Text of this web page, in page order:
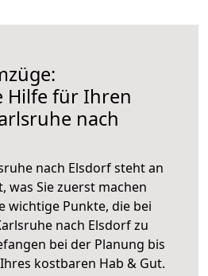
Hilfe für Ihren
nach
nach Elsdorf steht an
was Sie zuerst machen
wichtige Punkte, die bei
nach Elsdorf zu
bei der Planung bis
kostbaren Hab & Gut.